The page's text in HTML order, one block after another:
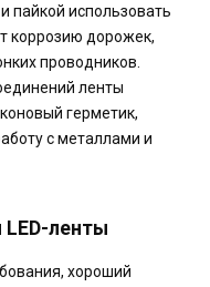
пайкой использовать
коррозию дорожек,
проводников.
ленты
герметик,
с металлами и
LED-ленты
хороший